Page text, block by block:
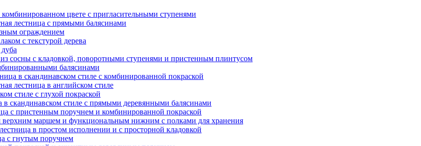
цвете с пригласительными ступенями
лестница с прямыми балясинами
ограждением
с текстурой дерева
сосны с кладовкой, поворотными ступенями и пристенным плинтусом
балясинами
в скандинавском стиле с комбинированной покраской
лестница в английском стиле
стиле с глухой покраской
скандинавском стиле с прямыми деревянными балясинами
с пристенным поручнем и комбинированной покраской
маршем и функциональным нижним с полками для хранения
в простом исполнении и с просторной кладовкой
с гнутым поручнем